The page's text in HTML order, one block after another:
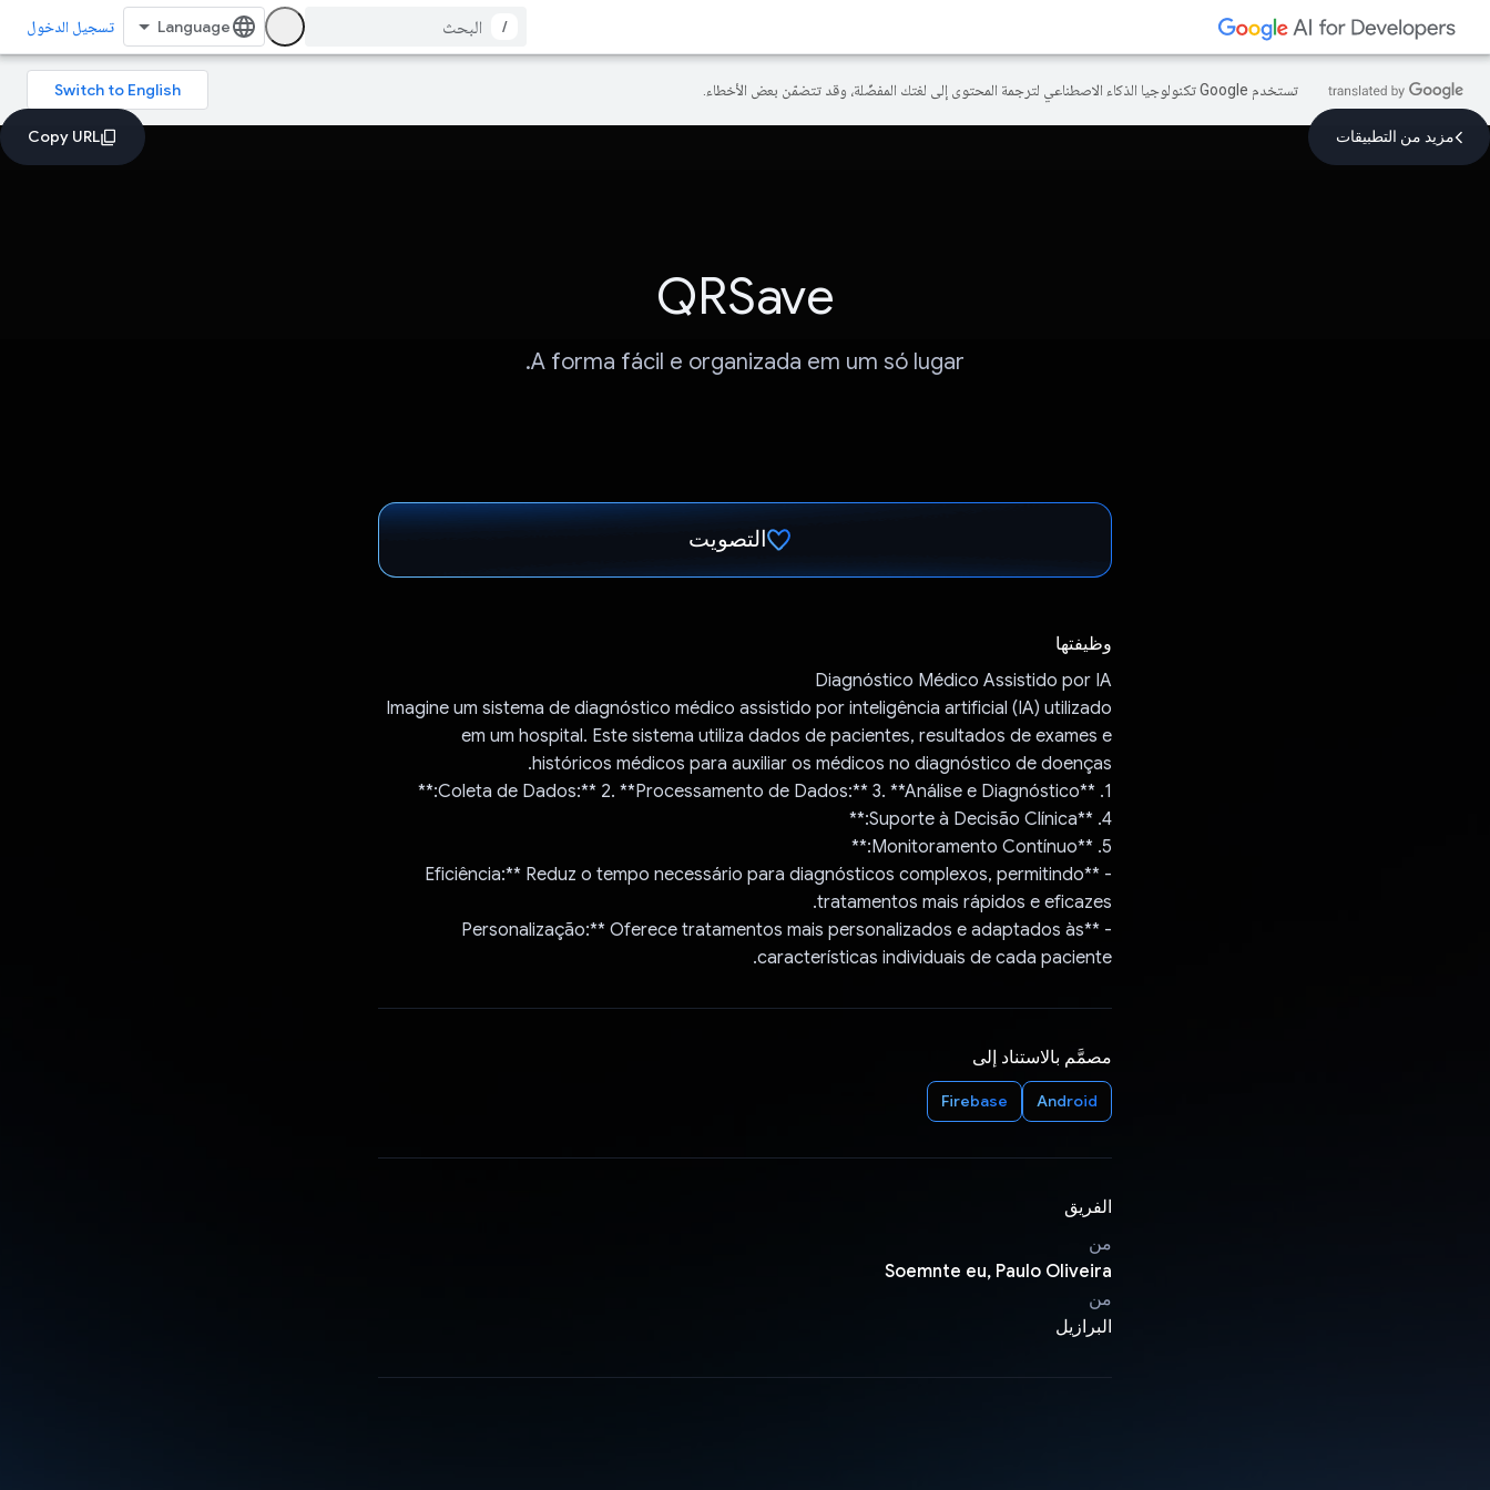
/ تسجيل الدخول
تستخدم Google تكنولوجيا الذكاء الاصطناعي لترجمة المحتوى إلى لغتك المفضّلة، وقد تتضمّن بعض الأخطاء.
مزيد من التطبيقات
QRSave
A forma fácil e organizada em um só lugar.
التصويت
وظيفتها
Diagnóstico Médico Assistido por IA
Imagine um sistema de diagnóstico médico assistido por inteligência artificial (IA) utilizado
em um hospital. Este sistema utiliza dados de pacientes, resultados de exames e
históricos médicos para auxiliar os médicos no diagnóstico de doenças.
1. **Coleta de Dados:** 2. **Processamento de Dados:** 3. **Análise e Diagnóstico:**
4. **Suporte à Decisão Clínica:**
5. **Monitoramento Contínuo:**
- **Eficiência:** Reduz o tempo necessário para diagnósticos complexos, permitindo
tratamentos mais rápidos e eficazes.
- **Personalização:** Oferece tratamentos mais personalizados e adaptados às
características individuais de cada paciente.
مصمَّم بالاستناد إلى
Android
Firebase
الفريق
من
Soemnte eu, Paulo Oliveira
من
البرازيل